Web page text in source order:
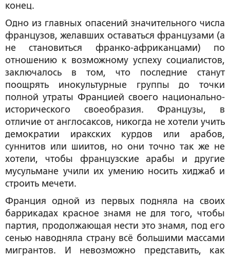
конец.
Одно из главных опасений значительного числа
французов, желавших оставаться французами (а
не становиться франко-африканцами) по
отношению к возможному успеху социалистов,
заключалось в том, что последние станут
поощрять инокультурные группы до точки
полной утраты Францией своего национально-
исторического своеобразия. Французы, в
отличие от англосаксов, никогда не хотели учить
демократии иракских курдов или арабов,
суннитов или шиитов, но они точно так же не
хотели, чтобы французские арабы и другие
мусульмане учили их умению носить хиджаб и
строить мечети.
Франция одной из первых подняла на своих
баррикадах красное знамя не для того, чтобы
партия, продолжающая нести это знамя, под его
сенью наводняла страну всё большими массами
мигрантов. И невозможно представить, как